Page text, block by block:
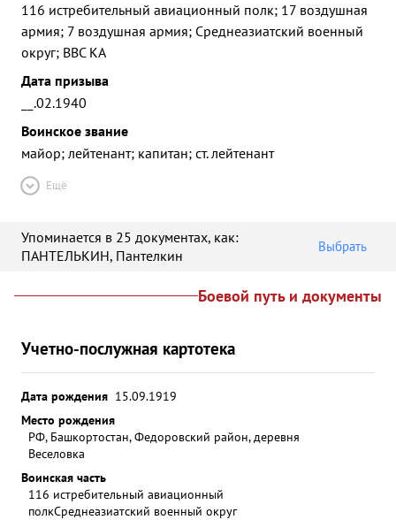
116 истребительный авиационный полк; 17 воздушная
армия; 7 воздушная армия; Среднеазиатский военный
округ; ВВС КА
Дата призыва
__.02.1940
Воинское звание
майор; лейтенант; капитан; ст. лейтенант
Ещё
Упоминается в 25 документах, как:
ПАНТЕЛЬКИН, Пантелкин
Выбрать
Боевой путь и документы
Учетно-послужная картотека
Дата рождения 15.09.1919
Место рождения
РФ, Башкортостан, Федоровский район, деревня
Веселовка
Воинская часть
116 истребительный авиационный
полкСреднеазиатский военный округ